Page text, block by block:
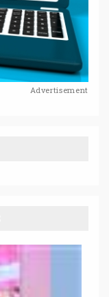
Advertisement